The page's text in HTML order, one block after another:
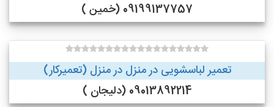
09199137757 (خمین )
تعمیر لباسشویی در منزل در منزل (تعمیرکار)
09013892214 (دلیجان )